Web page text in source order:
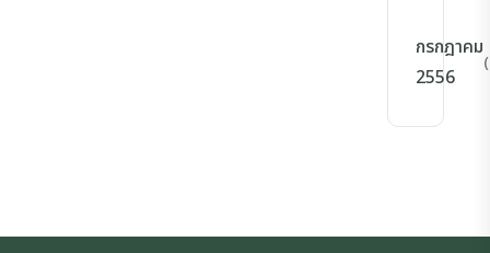
กรกฎาคม
2556